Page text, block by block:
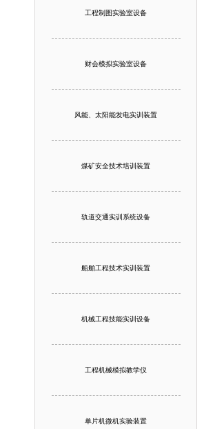
工程制图实验室设备
财会模拟实验室设备
风能、太阳能发电实训装置
煤矿安全技术培训装置
轨道交通实训系统设备
船舶工程技术实训装置
机械工程技能实训设备
工程机械模拟教学仪
单片机微机实验装置